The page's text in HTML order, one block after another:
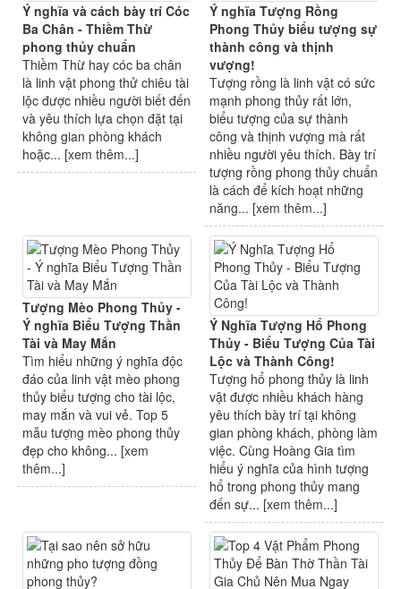
Ý nghĩa và cách bày trí Cóc
Ba Chân - Thiềm Thừ
phong thủy chuẩn
Thiềm Thừ hay cóc ba chân
là linh vật phong thử chiêu tài
lộc được nhiều người biết đến
và yêu thích lựa chọn đặt tại
không gian phòng khách
hoặc... [xem thêm...]
Ý nghĩa Tượng Rồng
Phong Thủy biểu tượng sự
thành công và thịnh
vượng!
Tượng rồng là linh vật có sức
mạnh phong thủy rất lớn,
biểu tượng của sự thành
công và thịnh vượng mà rất
nhiều người yêu thích. Bày trí
tượng rồng phong thủy chuẩn
là cách để kích hoạt những
năng... [xem thêm...]
Tượng Mèo Phong Thủy -
Ý nghĩa Biểu Tượng Thần
Tài và May Mắn
Tìm hiểu những ý nghĩa độc
đáo của linh vật mèo phong
thủy biểu tượng cho tài lộc,
may mắn và vui vẻ. Top 5
mẫu tượng mèo phong thủy
đẹp cho không... [xem
thêm...]
Ý Nghĩa Tượng Hổ Phong
Thủy - Biểu Tượng Của Tài
Lộc và Thành Công!
Tượng hổ phong thủy là linh
vật được nhiều khách hàng
yêu thích bày trí tại không
gian phòng khách, phòng làm
việc. Cùng Hoàng Gia tìm
hiểu ý nghĩa của hình tượng
hổ trong phong thủy mang
đến sự... [xem thêm...]